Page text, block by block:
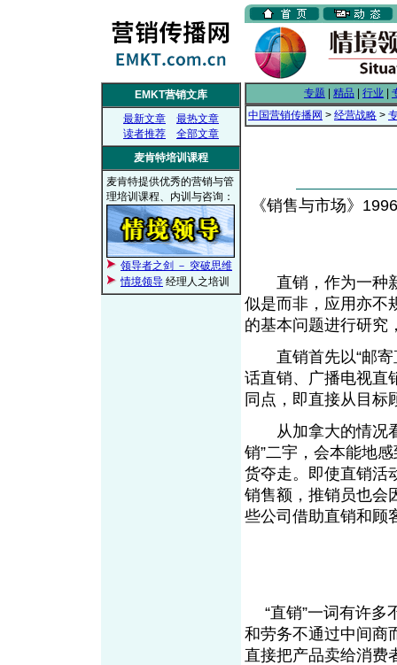
EMKT营销文库
最新文章
最热文章
读者推荐
全部文章
麦肯特培训课程
麦肯特提供优秀的营销与管
理培训课程、内训与咨询：
领导者之剑 － 突破思维
情境领导 经理人之培训
专题 精品 行业
中国营销传播网 > 经营战略 >
《销售与市场》
直销，作为一种新
似是而非，应用亦不
的基本问题进行研究
直销首先以“邮寄
话直销、广播电视直
同点，即直接从目
从加拿大的情况看
销”二宇，会本能地
货夺走。即使直销活
销售额，推销员也会
些公司借助直销和顾
“直销”一词有许多
和劳务不通过中间商
直接把产品卖给消费